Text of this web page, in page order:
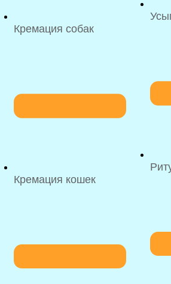
Кремация собак
Кремация кошек